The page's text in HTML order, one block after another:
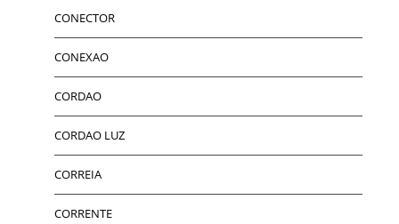
CONECTOR
CONEXAO
CORDAO
CORDAO LUZ
CORREIA
CORRENTE